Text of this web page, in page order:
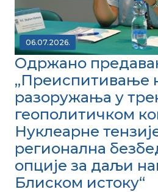
06.07.2026.
Одржано
„Преиспитивање
разоружања у
геополитичком
Нуклеарне
регионална
oпције за даљи
Блиском истоку“